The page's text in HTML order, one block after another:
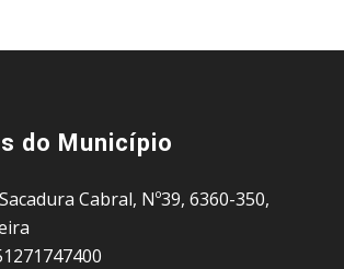
do Município
Cabral, Nº39, 6360-350,